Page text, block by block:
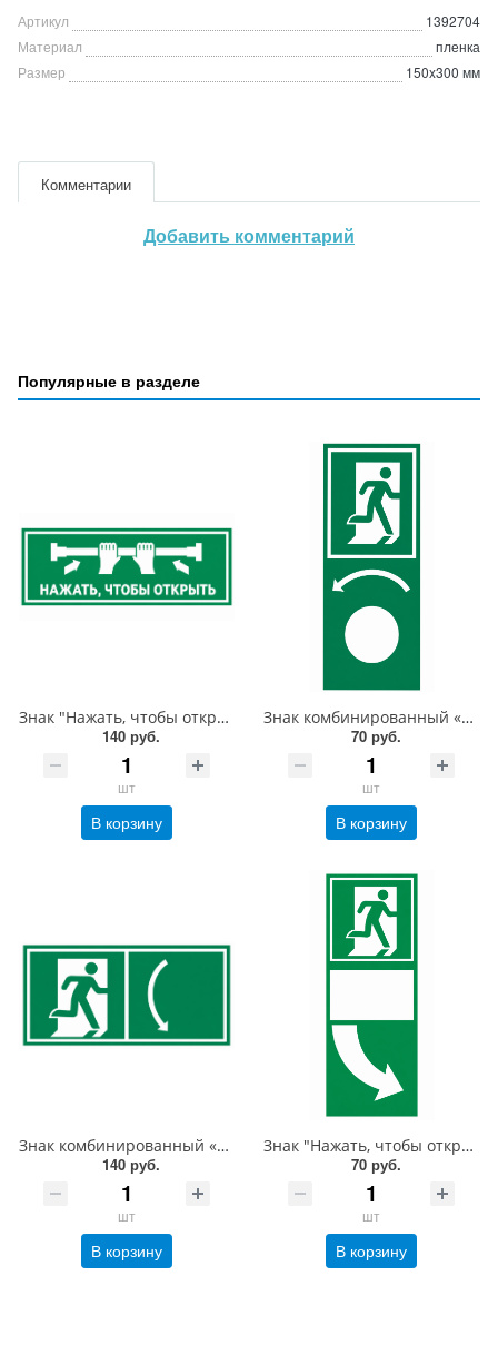
Артикул
1392704
Материал
пленка
Размер
150x300 мм
Комментарии
Добавить комментарий
Популярные в разделе
Знак "Нажать, чтобы открыть" с экраном для дверей "Антипаника", 150х300 мм, фотолюм, пленка
140 руб.
шт
В корзину
Знак комбинированный «Повернуть налево, чтобы открыть» со знаком E01-02 и с отверстием под ручку двери вертикальный, 200х100 мм, фотолюм, пленка
70 руб.
шт
В корзину
Знак комбинированный «Нажать, чтобы открыть» со знаком E01-02 горизонтальный, 150х300 мм, фотолюм, пленка
140 руб.
шт
В корзину
Знак "Нажать, чтобы открыть" под ручку двери со стрелкой вправо, 200х100 мм, фотолюм, пленка
70 руб.
шт
В корзину